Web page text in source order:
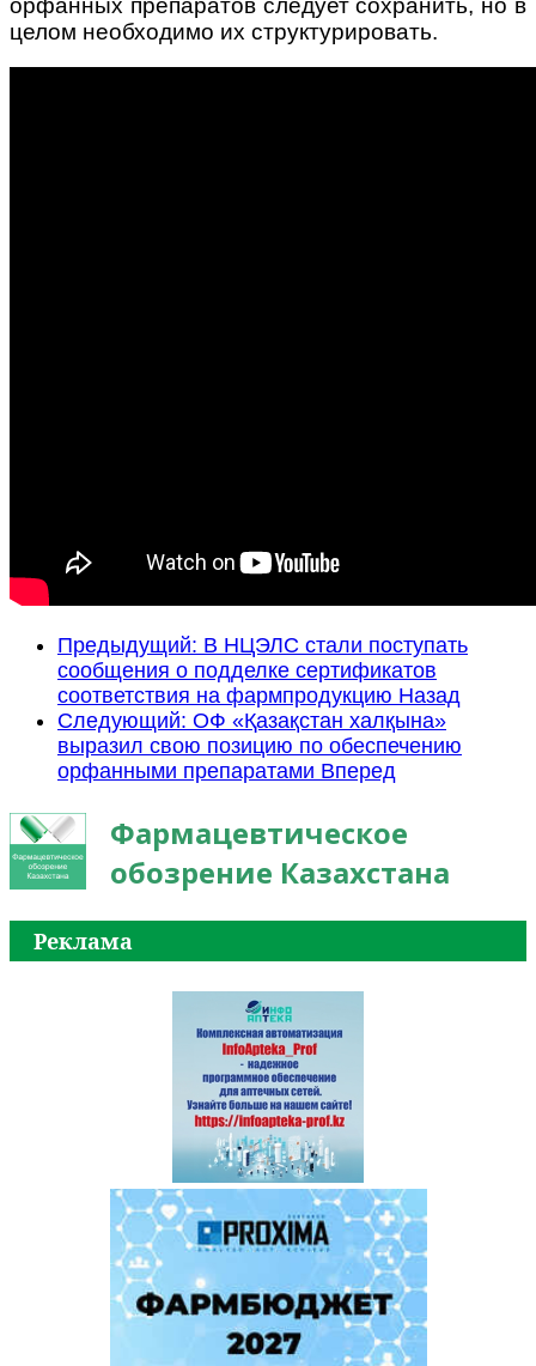
орфанных препаратов следует сохранить, но в
целом необходимо их структурировать.
Предыдущий: В НЦЭЛС стали поступать
сообщения о подделке сертификатов
соответствия на фармпродукцию Назад
Следующий: ОФ «Қазақстан халқына»
выразил свою позицию по обеспечению
орфанными препаратами Вперед
Фармацевтическое
обозрение Казахстана
Реклама